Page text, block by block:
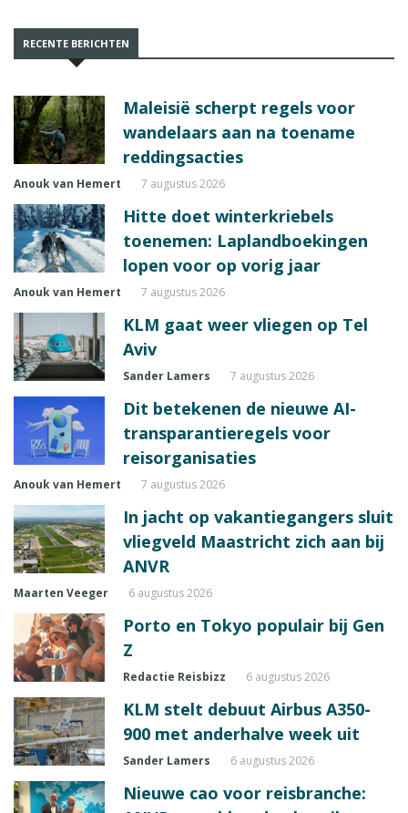
RECENTE BERICHTEN
Maleisië scherpt regels voor
wandelaars aan na toename
reddingsacties
Anouk van Hemert 7 augustus 2026
Hitte doet winterkriebels
toenemen: Laplandboekingen
lopen voor op vorig jaar
Anouk van Hemert 7 augustus 2026
KLM gaat weer vliegen op Tel
Aviv
Sander Lamers 7 augustus 2026
Dit betekenen de nieuwe AI-
transparantieregels voor
reisorganisaties
Anouk van Hemert 7 augustus 2026
In jacht op vakantiegangers sluit
vliegveld Maastricht zich aan bij
ANVR
Maarten Veeger 6 augustus 2026
Porto en Tokyo populair bij Gen
Z
Redactie Reisbizz 6 augustus 2026
KLM stelt debuut Airbus A350-
900 met anderhalve week uit
Sander Lamers 6 augustus 2026
Nieuwe cao voor reisbranche: